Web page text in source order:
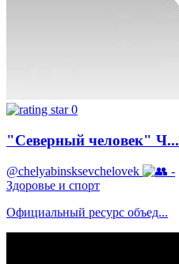
0
"Северный человек" Ч...
@chelyabinsksevchelovek
-
Здоровье и спорт
Официальный ресурс объед...